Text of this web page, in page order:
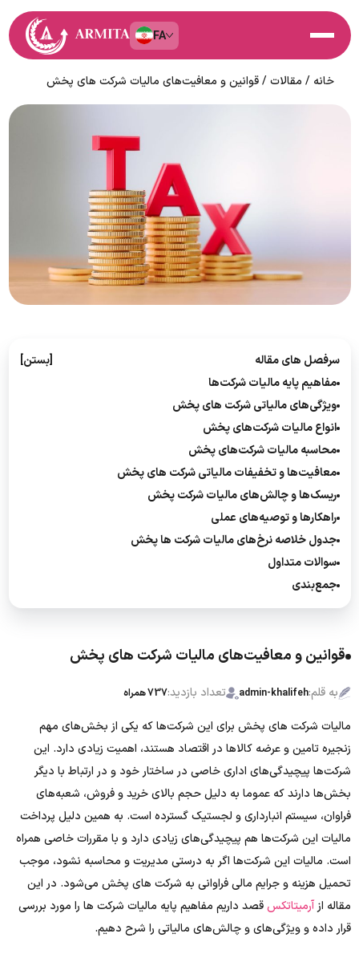
FA
خانه / مقالات/قوانین و معافیت‌های مالیات شرکت های پخش
سرفصل های مقاله
[بستن]
مفاهیم پایه مالیات شرکت‌ها
ویژگی‌های مالیاتی شرکت‌ های پخش
انواع مالیات شرکت‌های پخش
محاسبه مالیات شرکت‌های پخش
معافیت‌ها و تخفیفات مالیاتی شرکت‌ های پخش
ریسک‌ها و چالش‌های مالیات شرکت پخش
راهکارها و توصیه‌های عملی
جدول خلاصه نرخ‌های مالیات شرکت ها پخش
سوالات متداول
جمع‌بندی
قوانین و معافیت‌های مالیات شرکت های پخش
به قلم:admin-khalifeh تعداد بازدید:737 همراه
مالیات شرکت های پخش برای این شرکت‌ها که یکی از بخش‌های مهم
زنجیره تامین و عرضه کالاها در اقتصاد هستند، اهمیت زیادی دارد. این
شرکت‌ها پیچیدگی‌های اداری خاصی در ساختار خود و در ارتباط با دیگر
بخش‌ها دارند که عموما به دلیل حجم بالای خرید و فروش، شعبه‌های
فراوان، سیستم انبارداری و لجستیک گسترده است. به همین دلیل پرداخت
مالیات این شرکت‌ها هم پیچیدگی‌های زیادی دارد و با مقررات خاصی همراه
است. مالیات این شرکت‌ها اگر به درستی مدیریت و محاسبه نشود، موجب
تحمیل هزینه و جرایم مالی فراوانی به شرکت های پخش می‌شود. در این
مقاله ازآرمیتاتکسقصد داریم مفاهیم پایه مالیات شرکت‌ ها را مورد بررسی
قرار داده و ویژگی‌های و چالش‌های مالیاتی را شرح دهیم.